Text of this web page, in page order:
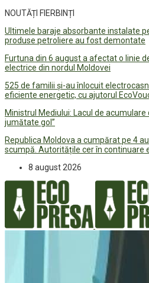
NOUTĂȚI FIERBINȚI
Ultimele baraje absorbante instalate
produse petroliere au fost demontate
Furtuna din 6 august a afectat o linie
electrice din nordul Moldovei
525 de familii și-au înlocuit
eficiente energetic, cu ajutorul
Ministrul Mediului: Lacul de
jumătate gol”
Republica Moldova a cumpărat pe 4
scumpă. Autoritățile cer în continuare
8 august 2026